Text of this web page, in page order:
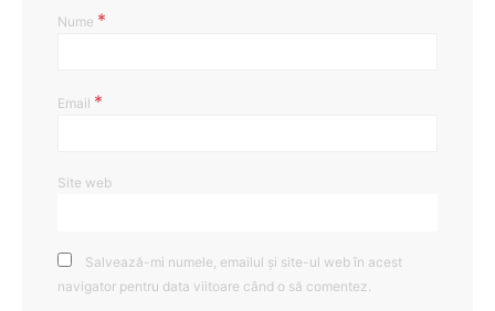
Nume *
Email *
Site web
Salvează-mi numele, emailul și site-ul web în acest
navigator pentru data viitoare când o să comentez.